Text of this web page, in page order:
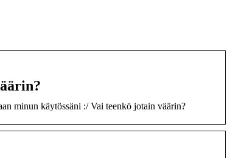
minun käytössäni :/ Vai teenkö jotain väärin?